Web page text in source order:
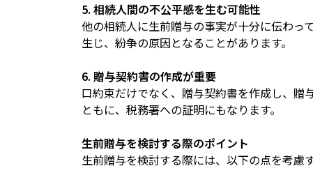
5. 相続人間の不公平感を生む可能性
他の相続人に生前贈与の事実が十分に伝わっ
生じ、紛争の原因となることがあります。
6. 贈与契約書の作成が重要
口約束だけでなく、贈与契約書を作成し、贈
ともに、税務署への証明にもなります。
生前贈与を検討する際のポイント
生前贈与を検討する際には、以下の点を考慮